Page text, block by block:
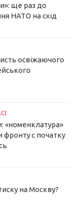
ще раз до
НАТО на схід
освіжаючого
«номенклатура»
фронту с початку
на Москву?